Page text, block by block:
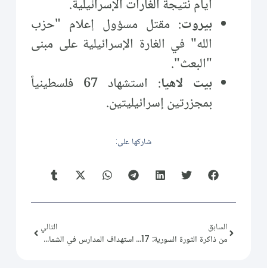
أيام نتيجة الغارات الإسرائيلية.
بيروت: مقتل مسؤول إعلام "حزب
الله" في الغارة الإسرائيلية على مبنى
"البعث".
بيت لاهيا
: استشهاد 67 فلسطينياً
بمجزرتين إسرائيليتين.
شاركها على:
السابق
من ذاكرة الثورة السورية: 2011/11/17
التالي
استهداف المدارس في الشمال السوري